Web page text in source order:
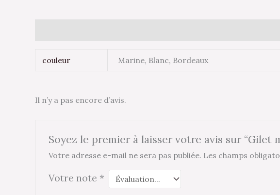
couleur Marine, Blanc, Bordeaux
Il n’y a pas encore d’avis.
Soyez le premier à laisser votre avis sur “Gilet
Votre adresse e-mail ne sera pas publiée. Les champs
Votre note *